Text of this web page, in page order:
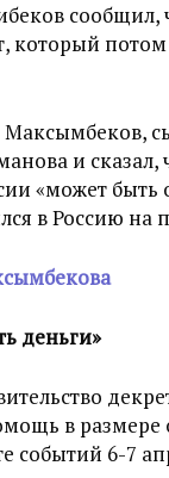
сообщил,
который
и сказал,
«может
в Россию на
деньги»
в размере
событий 6-7